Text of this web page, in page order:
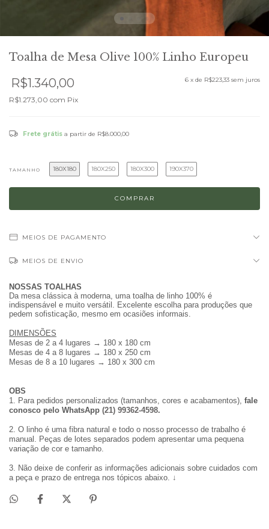
Toalha de Mesa Olive 100% Linho Europeu
R$1.340,00 6 x de R$223,33 sem juros
R$1.273,00 com Pix
Frete grátis a partir de R$8.000,00
TAMANHO 180X180 180X250 180X300 190X370
MEIOS DE PAGAMENTO
MEIOS DE ENVIO
NOSSAS TOALHAS
Da mesa clássica à moderna, uma toalha de linho 100% é
indispensável e muito versátil. Excelente escolha para produções que
pedem sofisticação, mesmo em ocasiões informais.
DIMENSÕES
Mesas de 2 a 4 lugares → 180 x 180 cm
Mesas de 4 a 8 lugares → 180 x 250 cm
Mesas de 8 a 10 lugares → 180 x 300 cm
OBS
1. Para pedidos personalizados (tamanhos, cores e acabamentos), fale
conosco pelo WhatsApp (21) 99362-4598.
2. O linho é uma fibra natural e todo o nosso processo de trabalho é
manual. Peças de lotes separados podem apresentar uma pequena
variação de cor e tamanho.
3. Não deixe de conferir as informações adicionais sobre cuidados com
a peça e prazo de entrega nos tópicos abaixo. ↓